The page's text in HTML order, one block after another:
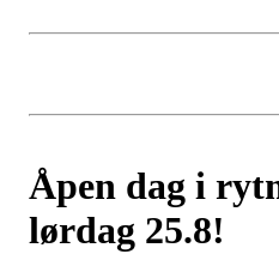
Åpen dag i
lørdag 25.8!